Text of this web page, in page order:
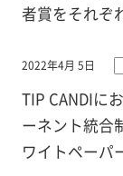
者賞をそれぞ
2022年4月 5日
TIP CANDIに
ーネント統合
ワイトペーパ